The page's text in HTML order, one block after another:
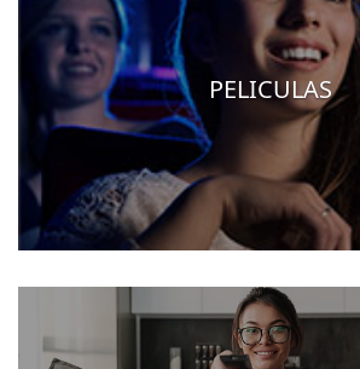
PELICULAS